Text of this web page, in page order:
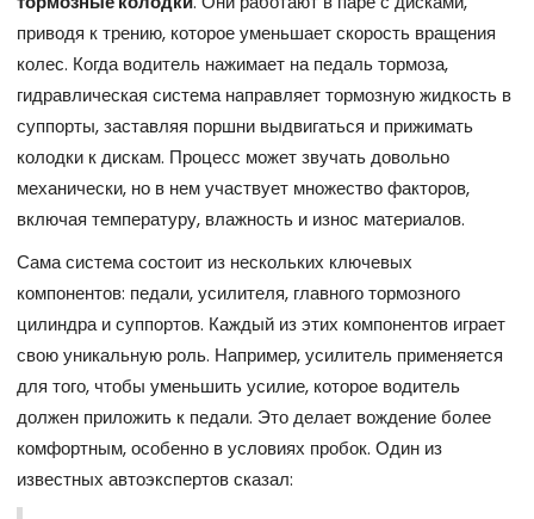
приводя к трению, которое уменьшает скорость вращения
колес. Когда водитель нажимает на педаль тормоза,
гидравлическая система направляет тормозную жидкость в
суппорты, заставляя поршни выдвигаться и прижимать
колодки к дискам. Процесс может звучать довольно
механически, но в нем участвует множество факторов,
включая температуру, влажность и износ материалов.
Сама система состоит из нескольких ключевых
компонентов: педали, усилителя, главного тормозного
цилиндра и суппортов. Каждый из этих компонентов играет
свою уникальную роль. Например, усилитель применяется
для того, чтобы уменьшить усилие, которое водитель
должен приложить к педали. Это делает вождение более
комфортным, особенно в условиях пробок. Один из
известных автоэкспертов сказал: